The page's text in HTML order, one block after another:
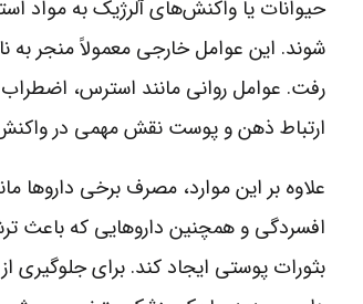
حیوانات یا واکنش‌های آلرژیک به مواد
شوند. این عوامل خارجی معمولاً منجر
رفت. عوامل روانی مانند استرس، اضطراب
ارتباط ذهن و پوست نقش مهمی در
علاوه بر این موارد، مصرف برخی
افسردگی و همچنین داروهایی که باعث
بثورات پوستی ایجاد کند. برای